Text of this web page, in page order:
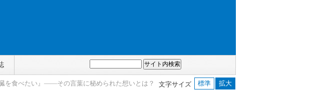
文字サイズ 標準 拡大
を食べたい』――その言葉に秘められた想いとは？